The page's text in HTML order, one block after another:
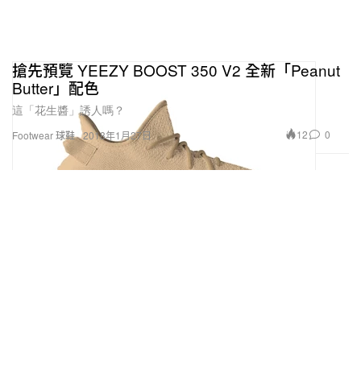
Footwear 球鞋
搶先預覽 YEEZY BOOST 350 V2 全新「Peanut
Butter」配色
這「花生醬」誘人嗎？
2018年1月27日 12 0